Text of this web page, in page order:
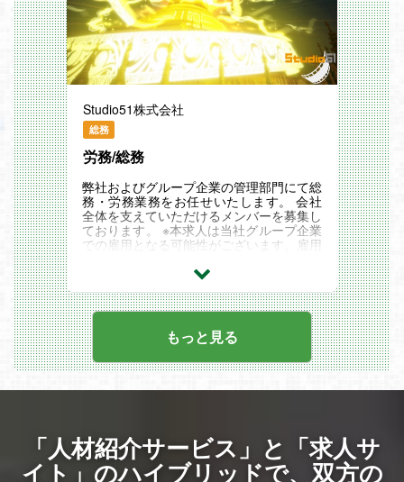
獲得チャネルの開拓とパフォーマンスの向
上
サービス品質向上のためのプロジェクトマ
ネジメント
サービスのグロースハックを通して当社の
売上・利益を飛躍的に伸ばしていくことが
ミッションです。ミッション達成まで導く
には、職能を横断したプロジェクトが不可
欠と考えています。デザイナーやエンジニ
ア、カスタマーサポートなど他職能のメン
バーと頻繁に連携をとりながらプロジェク
◆仕事のやりがい
商品企画からサイト開発、運営までをイン
ハウスで行っているため、分析するための
能です。分析・効果検証を重ねながら即座
に改善・提案を行うことができます。それ
らが売上・利益に直結するため、事業の成
長に大きく貢献できることがやりがいのひ
とつです。
また当社では経営戦略において事業の飛躍
的な成長を目指しており、顧客への提供価
値も改めて再発掘・再検証している状況で
など様々な可能性も視野にいれて成長戦略
を立てています。本ポジションでは経営戦
略の要となる事業企画のスペシャリストを
求めています。戦略立案力と実行力が求め
Studio51株式会社
総務
労務/総務
弊社およびグループ企業の管理部門にて総
務・労務業務をお任せいたします。 会社
全体を支えていただけるメンバーを募集し
ております。 ※本求人は当社グループ企業
での雇用となる可能性がございます。雇用
てご案内いたします。
業務としては以下を想定していますが、ご
経験ある部分から担当いただき、先輩社員
と一緒に徐々に業務範囲を広げていただき
ます。
【労務】勤怠管理業務・入退社・休職・出
向管理・健診診断申込・管理・安全衛生委
員会運営 ※業務割合
発注や管理・文書管理(社内規程・稟議
書・契約書・各発注書などの重要文書の管
理)/社内規程の作成・運用/社内行事の企
画・運営サポート(新年会、新歓など)
もっと見る
「人材紹介サービス」と「求人サ
イト」のハイブリッドで、双方の